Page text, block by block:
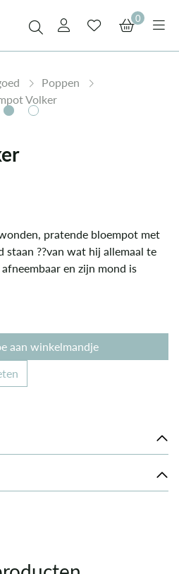
0
Poppen
Volker
pratende bloempot met
staan ??van wat hij allemaal te
en zijn mond is
aan winkelmandje